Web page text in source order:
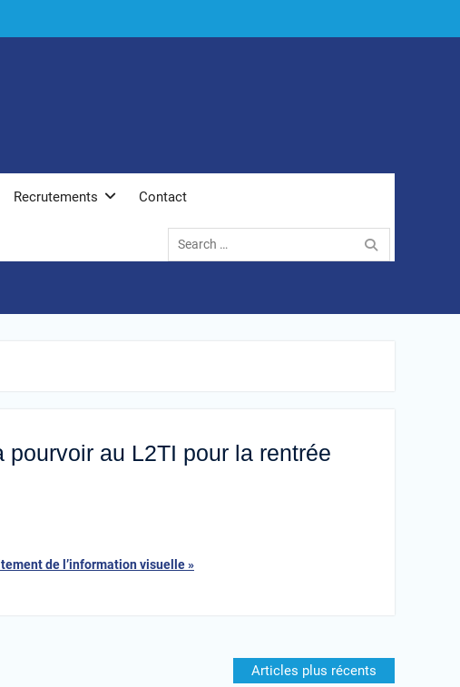
Recrutements Contact
Search
for:
pourvoir au L2TI pour la rentrée
de l’information visuelle »
Articles plus récents